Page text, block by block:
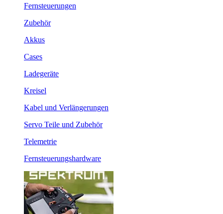
Fernsteuerungen
Zubehör
Akkus
Cases
Ladegeräte
Kreisel
Kabel und Verlängerungen
Servo Teile und Zubehör
Telemetrie
Fernsteuerungshardware